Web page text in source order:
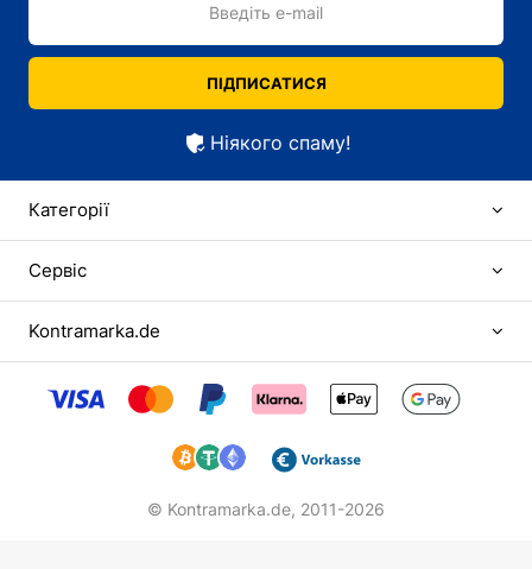
Введіть e-mail
ПІДПИСАТИСЯ
Ніякого спаму!
Категорії
Сервіс
Kontramarka.de
© Kontramarka.de, 2011-2026